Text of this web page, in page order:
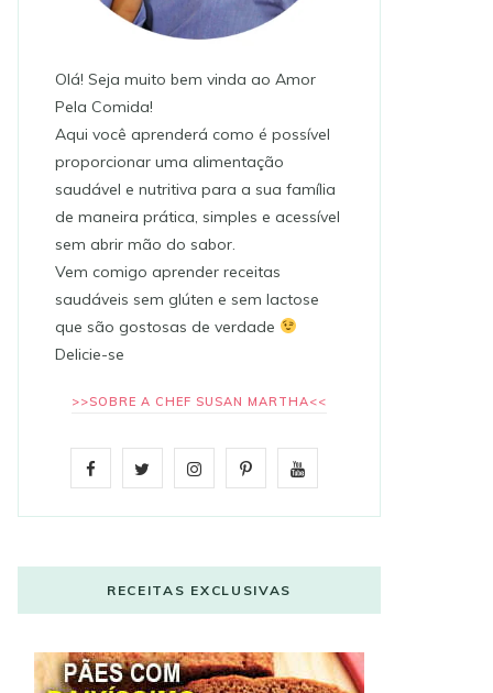
Olá! Seja muito bem vinda ao Amor
Pela Comida!
Aqui você aprenderá como é possível
proporcionar uma alimentação
saudável e nutritiva para a sua família
de maneira prática, simples e acessível
sem abrir mão do sabor.
Vem comigo aprender receitas
saudáveis sem glúten e sem lactose
que são gostosas de verdade
Delicie-se
>>SOBRE A CHEF SUSAN MARTHA<<
F
o
t
e
I
t
g
P
t
r
Y
b
RECEITAS EXCLUSIVAS